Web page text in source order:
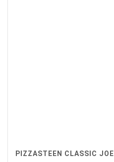
PIZZASTEEN CLASSIC JOE